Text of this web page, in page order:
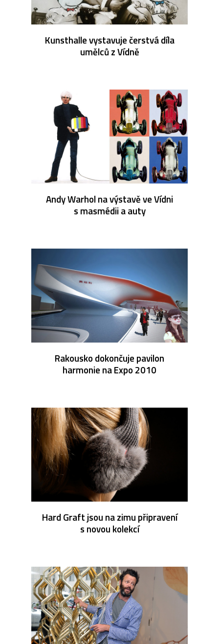
Kunsthalle vystavuje čerstvá díla
umělců z Vídně
Andy Warhol na výstavě ve Vídni
s masmédii a auty
Rakousko dokončuje pavilon
harmonie na Expo 2010
Hard Graft jsou na zimu připravení
s novou kolekcí